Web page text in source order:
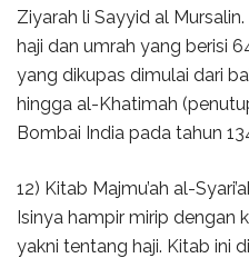
Ziyarah li Sayyid al
haji dan umrah yang berisi
yang dikupas dimulai dari
hingga al-Khatimah
Bombai India pada tahun
12) Kitab Majmu’ah al-
Isinya hampir mirip dengan
yakni tentang haji. Kitab ini